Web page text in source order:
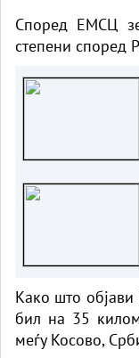
Според ЕМСЦ
степени според
Како што
бил на 35
меѓу Косово,